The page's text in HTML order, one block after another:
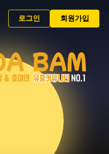
로그인 회원가입